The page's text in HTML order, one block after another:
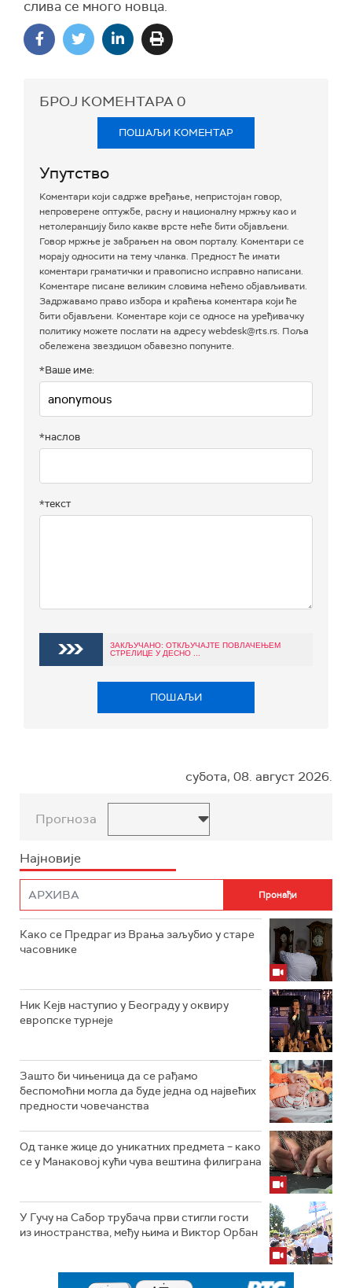
слива се много новца.
БРОЈ КОМЕНТАРА0
ПОШАЉИ КОМЕНТАР
Упутство
Коментари који садрже вређање, непристојан говор,
непроверене оптужбе, расну и националну мржњу као и
нетолеранцију било какве врсте неће бити објављени.
Говор мржње је забрањен на овом порталу. Коментари се
морају односити на тему чланка. Предност ће имати
коментари граматички и правописно исправно написани.
Коментаре писане великим словима нећемо објављивати.
Задржавамо право избора и краћења коментара који ће
бити објављени. Коментаре који се односе на уређивачку
политику можете послати на адресу webdesk@rts.rs. Поља
обележена звездицом обавезно попуните.
*Ваше име:
*наслов
*текст
ЗАКЉУЧАНО: ОТКЉУЧАЈТЕ ПОВЛАЧЕЊЕМ
СТРЕЛИЦЕ У ДЕСНО ...
ПОШАЉИ
субота, 08. август 2026.
Прогноза
Најновије
Како се Предраг из Врања заљубио у старе
часовнике
Ник Кејв наступио у Београду у оквиру
европске турнеје
Зашто би чињеница да се рађамо
беспомоћни могла да буде једна од највећих
предности човечанства
Од танке жице до уникатних предмета – како
се у Манаковој кући чува вештина филиграна
У Гучу на Сабор трубача први стигли гости
из иностранства, међу њима и Виктор Орбан